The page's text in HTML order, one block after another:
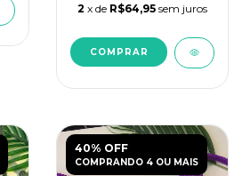
2 x de R$64,95 sem juros
COMPRAR
40% OFF
COMPRANDO 4 OU MAIS